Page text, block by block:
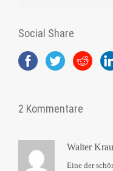
Social Share
2 Kommentare
Walter
Eine der